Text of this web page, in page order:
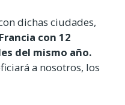
dichas ciudades,
con 12
del mismo año.
a nosotros, los